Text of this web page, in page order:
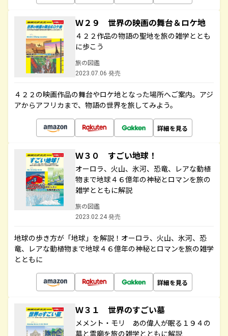
Ｗ２９ 世界の映画の舞台＆ロケ地
４２２作品の物語の聖地を旅の雑学ととも
に歩こう
旅の図鑑
2023.07.06 発売
４２２の映画作品の舞台やロケ地となった場所へご案内。アジ
アからアフリカまで、物語の世界を旅してみよう。
詳細を見る
Ｗ３０ すごい地球！
オーロラ、火山、氷河、恐竜、レアな動植
物まで地球４６億年の神秘とロマンを旅の
雑学とともに解説
旅の図鑑
2023.02.24 発売
地球の歩き方が「地球」を解説！オーロラ、火山、氷河、恐
竜、レアな動植物まで地球４６億年の神秘とロマンを旅の雑学
とともに
詳細を見る
Ｗ３１ 世界のすごい墓
メメント・モリ あの偉人が眠る１９４の
墓と霊廟を旅の雑学とともに解説